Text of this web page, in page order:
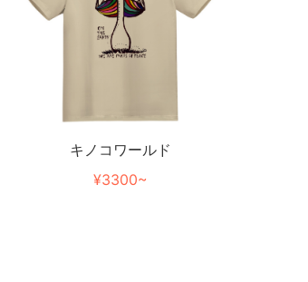
キノコワールド
¥3300~